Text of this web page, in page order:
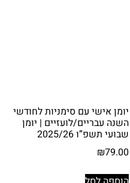
יומן אישי עם סימניות לחודשי
השנה עבריים/לועזיים | יומן
שבועי תשפ”ו 2025/26
₪79.00